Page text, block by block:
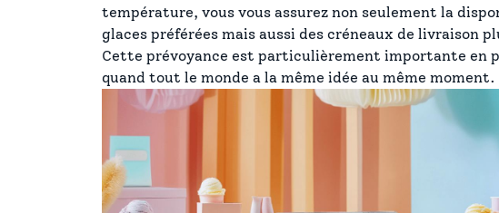
température, vous vous assurez non seulement la
glaces préférées mais aussi des créneaux de livraison
Cette prévoyance est particulièrement importante en
quand tout le monde a la même idée au même moment.